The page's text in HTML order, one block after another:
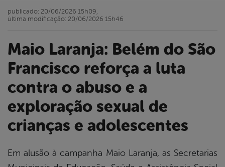
Maio Laranja: Belém do São
Francisco reforça a luta
contra o abuso e a
exploração sexual de
crianças e adolescentes
publicado: 20/06/2026 15h09,
última modificação: 20/06/2026 15h46
Em alusão à campanha Maio Laranja, as Secretarias